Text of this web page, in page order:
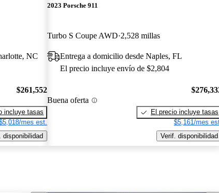
NC
$261,552
incluye tasas
mes est.
disponibilidad
2023 Porsche 911
Turbo S Coupe AWD 2,528 millas
Entrega a domicilio desde Naples, FL
El precio incluye envío de $2,804
Buena oferta
El precio incluye tasas
$5,161/mes
Verif. disponibilidad